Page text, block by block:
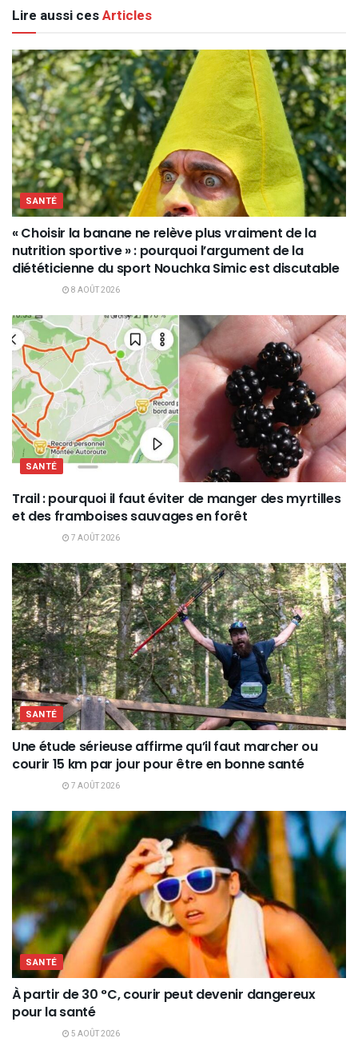
Lire aussi cesArticles
SANTÉ
« Choisir la banane ne relève plus vraiment de la
nutrition sportive » : pourquoi l’argument de la
diététicienne du sport Nouchka Simic est discutable
8 AOÛT 2026
SANTÉ
Trail : pourquoi il faut éviter de manger des myrtilles
et des framboises sauvages en forêt
7 AOÛT 2026
SANTÉ
Une étude sérieuse affirme qu’il faut marcher ou
courir 15 km par jour pour être en bonne santé
7 AOÛT 2026
SANTÉ
À partir de 30 °C, courir peut devenir dangereux
pour la santé
5 AOÛT 2026